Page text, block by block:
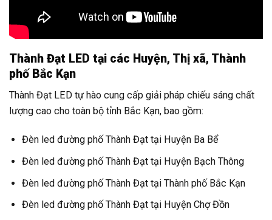
Thành Đạt LED tại các Huyện, Thị xã, Thành
phố Bắc Kạn
Thành Đạt LED tự hào cung cấp giải pháp chiếu sáng chất
lượng cao cho toàn bộ tỉnh Bắc Kạn, bao gồm:
Đèn led đường phố Thành Đạt tại Huyện Ba Bể
Đèn led đường phố Thành Đạt tại Huyện Bạch Thông
Đèn led đường phố Thành Đạt tại Thành phố Bắc Kạn
Đèn led đường phố Thành Đạt tại Huyện Chợ Đồn